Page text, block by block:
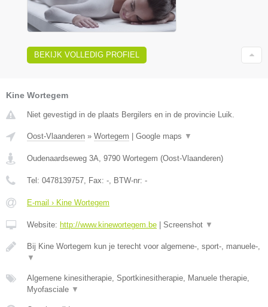
BEKIJK VOLLEDIG PROFIEL
Kine Wortegem
Niet gevestigd in de plaats Bergilers en in de provincie Luik.
Oost-Vlaanderen » Wortegem | Google maps ▼
Oudenaardseweg 3A 9790 Wortegem (Oost-Vlaanderen)
Tel: 0478139757 , Fax: - , BTW-nr: -
E-mail › Kine Wortegem
Website: http://www.kinewortegem.be | Screenshot ▼
Bij Kine Wortegem kun je terecht voor algemene-, sport-, manuele-,
▼
Algemene kinesitherapie, Sportkinesitherapie, Manuele therapie,
Myofasciale ▼